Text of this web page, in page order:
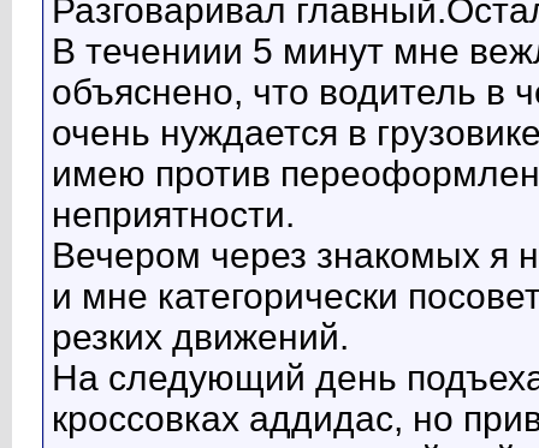
Разговаривал
В течениии 5 минут мне
объяснено, что водитель в
очень нуждается в
имею против
неприятности.
Вечером через знакомых я
и мне категорически
резких движений.
На следующий день
кроссовках аддидас, но